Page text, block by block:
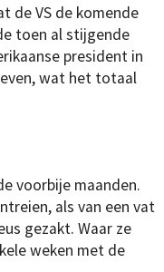
de VS de komende
toen al stijgende
president in
wat het totaal
voorbije maanden.
als van een vat
gezakt. Waar ze
weken met de